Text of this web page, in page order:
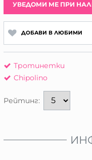
УВЕДОМИ МЕ ПРИ
ДОБАВИ В ЛЮБИМИ
Тротинетки
Chipolino
Рейтинг: